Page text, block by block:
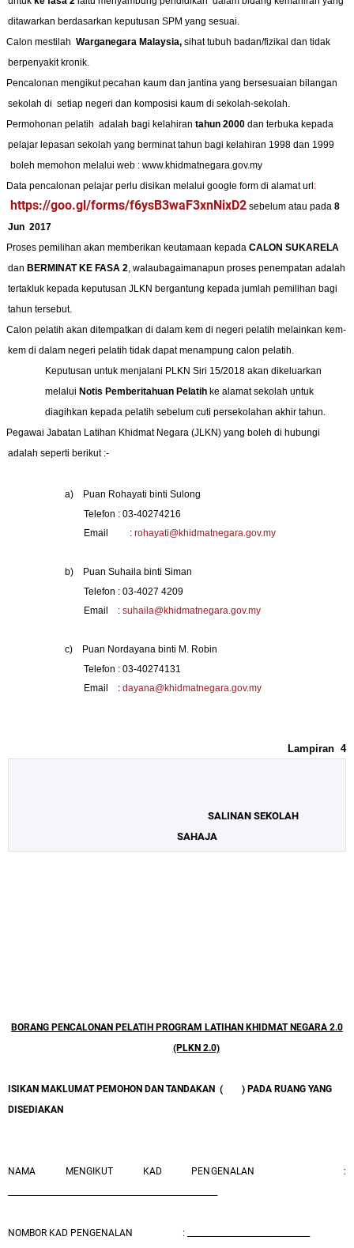
ditawarkan berdasarkan keputusan SPM yang sesuai.
Calon mestilah Warganegara Malaysia, sihat tubuh badan/fizikal dan tidak
berpenyakit kronik.
Pencalonan mengikut pecahan kaum dan jantina yang bersesuaian bilangan
sekolah di setiap negeri dan komposisi kaum di sekolah-sekolah.
Permohonan pelatih adalah bagi kelahiran tahun 2000 dan terbuka kepada
pelajar lepasan sekolah yang berminat tahun bagi kelahiran 1998 dan 1999
boleh memohon melalui web : www.khidmatnegara.gov.my
Data pencalonan pelajar perlu disikan melalui google form di alamat url:
https://goo.gl/forms/f6ysB3waF3xnNixD2 sebelum atau pada 8
Jun 2017
Proses pemilihan akan memberikan keutamaan kepada CALON SUKARELA
dan BERMINAT KE FASA 2 , walaubagaimanapun proses penempatan adalah
tertakluk kepada keputusan JLKN bergantung kepada jumlah pemilihan bagi
tahun tersebut.
Calon pelatih akan ditempatkan di dalam kem di negeri pelatih melainkan kem-
kem di dalam negeri pelatih tidak dapat menampung calon pelatih.
Keputusan untuk menjalani PLKN Siri 15/2018 akan dikeluarkan
melaluiNotis Pemberitahuan Pelatih ke alamat sekolah untuk
diagihkan kepada pelatih sebelum cuti persekolahan akhir tahun.
Pegawai Jabatan Latihan Khidmat Negara (JLKN) yang boleh di hubungi
adalah seperti berikut :-
a)
Puan Rohayati binti Sulong
Telefon : 03-40274216
Email
: rohayati@khidmatnegara.gov.my
b)
Puan Suhaila binti Siman
Telefon : 03-4027 4209
Email
: suhaila@khidmatnegara.gov.my
c)
Puan Nordayana binti M. Robin
Telefon : 03-40274131
Email
: dayana@khidmatnegara.gov.my
Lampiran 4
SALINAN SEKOLAH
SAHAJA
BORANG PENCALONAN PELATIH PROGRAM LATIHAN KHIDMAT NEGARA 2.0
(PLKN 2.0)
ISIKAN MAKLUMAT PEMOHON DAN TANDAKAN (
) PADA RUANG YANG
DISEDIAKAN
NAMA MENGIKUT KAD PENGENALAN
:
NOMBOR KAD PENGENALAN : _______________________________